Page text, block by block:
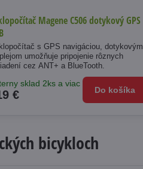
Magene C506 dotykový GPS
s GPS navigáciou, dotykovým
umožňuje pripojenie rôznych
cez ANT+ a BlueTooth.
sklad 2ks a viac
€ Do košíka
bicykloch